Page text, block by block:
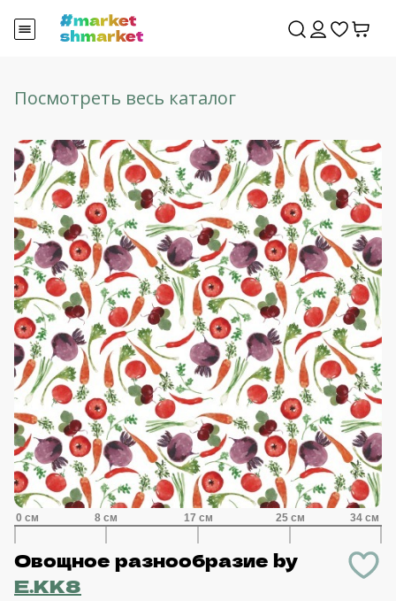
Посмотреть весь каталог
Овощное разнообразие by
E.KK8